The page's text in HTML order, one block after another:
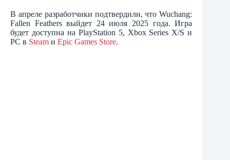
В апреле разработчики подтвердили, что Wuchang:
Fallen Feathers выйдет 24 июля 2025 года. Игра
будет доступна на PlayStation 5, Xbox Series X/S и
PC в Steam и Epic Games Store.